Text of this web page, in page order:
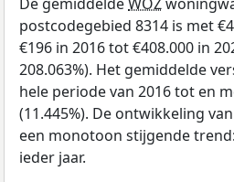
postcodegebied 8314 is met
€196 in 2016 tot €408.000 in
208.063%). Het gemiddelde
hele periode van 2016 tot en
(11.445%). De ontwikkeling
een monotoon stijgende
ieder jaar.